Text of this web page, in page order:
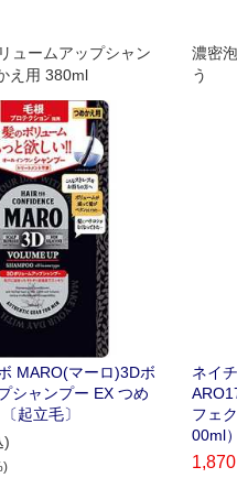
ュームアップシャン
え用 380ml
MARO(マーロ)3Dボ
シャンプー EX つめ
起立毛〕
)
濃密
う
ネイ
フェ
00ml
1,870